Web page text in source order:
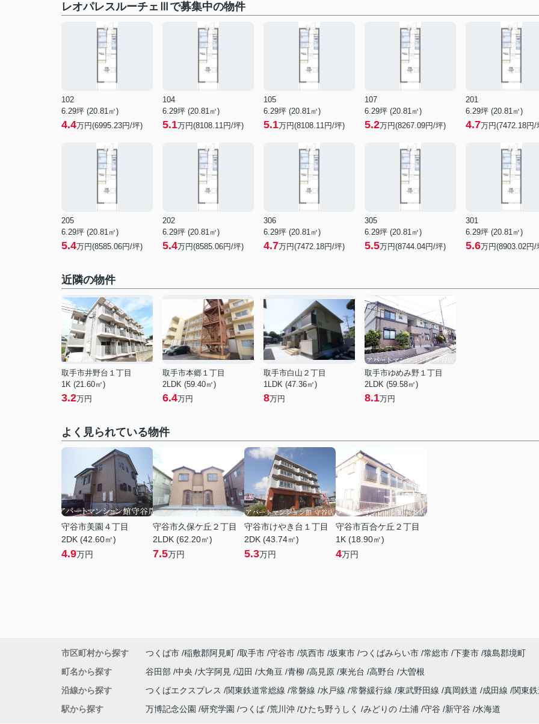
レオパレスルーチェⅢで募集中の物件
102
6.29坪 (20.81㎡)
4.4万円(6995.23円/坪)
104
6.29坪 (20.81㎡)
5.1万円(8108.11円/坪)
105
6.29坪 (20.81㎡)
5.1万円(8108.11円/坪)
107
6.29坪 (20.81㎡)
5.2万円(8267.09円/坪)
201
6.29坪 (20.81㎡)
4.7万円(7472.18円/
205
6.29坪 (20.81㎡)
5.4万円(8585.06円/坪)
202
6.29坪 (20.81㎡)
5.4万円(8585.06円/坪)
306
6.29坪 (20.81㎡)
4.7万円(7472.18円/坪)
305
6.29坪 (20.81㎡)
5.5万円(8744.04円/坪)
301
6.29坪 (20.81㎡)
5.6万円(8903.02円/
近隣の物件
取手市井野台１丁目
1K (21.60㎡)
3.2万円
取手市本郷１丁目
2LDK (59.40㎡)
6.4万円
取手市白山２丁目
1LDK (47.36㎡)
8万円
取手市ゆめみ野１丁目
2LDK (59.58㎡)
8.1万円
よく見られている物件
守谷市美園４丁目
2DK (42.60㎡)
4.9万円
守谷市久保ケ丘２丁目
2LDK (62.20㎡)
7.5万円
守谷市けやき台１丁目
2DK (43.74㎡)
5.3万円
守谷市百合ケ丘２丁目
1K (18.90㎡)
4万円
市区町村から探す つくば市 稲敷郡阿見町 取手市 守谷市 筑西市 坂東市 つくばみらい市 常総市 下妻市 猿島郡境町
町名から探す
谷田部 中央 大字阿見 辺田 大角豆 青柳 高見原 東光台 高野台
大曽根
沿線から探す
つくばエクスプレス 関東鉄道常総線 常磐線 水戸線 常磐緩行線 東武野田線 真岡鉄道 成田線
関東
駅から探す
万博記念公園 研究学園 つくば 荒川沖 ひたち野うしく みどりの 土浦 守谷 新守谷 水海道